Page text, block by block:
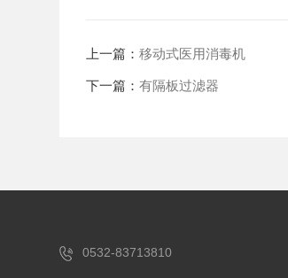
上一篇：移动式医用消毒机
下一篇：有隔板过滤器
0532-83713810